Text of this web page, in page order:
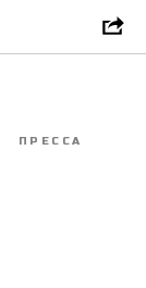
ПРЕССА